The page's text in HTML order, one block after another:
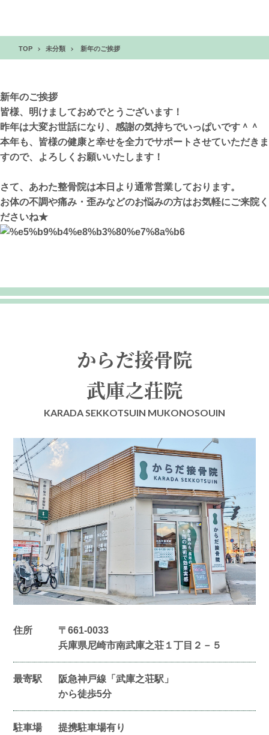
TOP 未分類 新年のご挨拶
新年のご挨拶
皆様、明けましておめでとうございます！
昨年は大変お世話になり、感謝の気持ちでいっぱいです＾＾
本年も、皆様の健康と幸せを全力でサポートさせていただきま
すので、よろしくお願いいたします！
さて、あわた整骨院は本日より通常営業しております。
お体の不調や痛み・歪みなどのお悩みの方はお気軽にご来院く
ださいね★
からだ接骨院
武庫之荘院
KARADA SEKKOTSUIN MUKONOSOUIN
住所
〒661-0033
兵庫県尼崎市南武庫之荘１丁目２－５
最寄駅
阪急神戸線「武庫之荘駅」
から徒歩5分
駐車場 提携駐車場有り